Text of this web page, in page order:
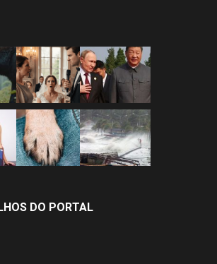
DO PORTAL